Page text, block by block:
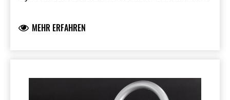
MEHR ERFAHREN